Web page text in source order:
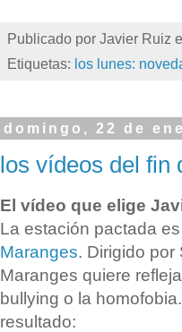
Publicado por Javier Ruiz
Etiquetas: los lunes:
domingo, 22 de
los vídeos del fin
El vídeo que elige
La estación pactada
Maranges. Dirigido
Maranges quiere
bullying o la
resultado: